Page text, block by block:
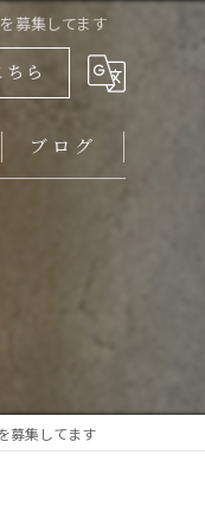
募集してます
ら
ブログ
募集してます